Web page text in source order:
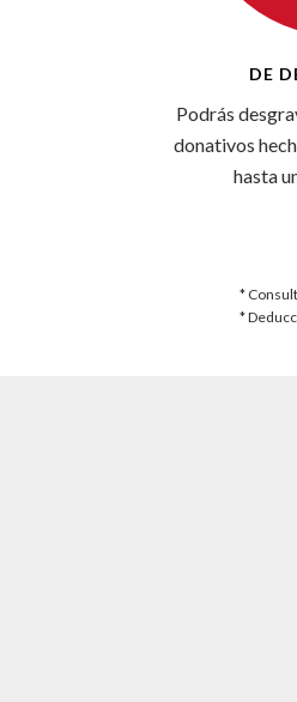
DE
Podrás
donativos
hasta
*
*